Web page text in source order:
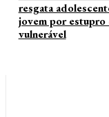
resgata
jovem por estupro
vulnerável